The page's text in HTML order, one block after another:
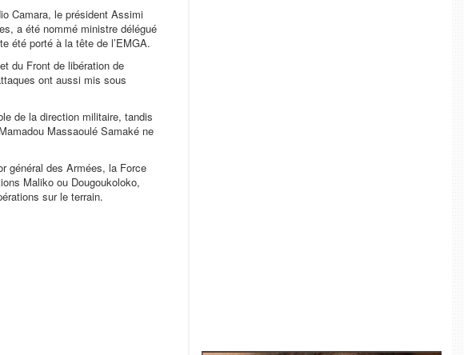
Camara, le président Assimi
a été nommé ministre délégué
été porté à la tête de l’EMGA.
du Front de libération de
ont aussi mis sous
de la direction militaire, tandis
Massaoulé Samaké ne
général des Armées, la Force
Maliko ou Dougoukoloko,
sur le terrain.